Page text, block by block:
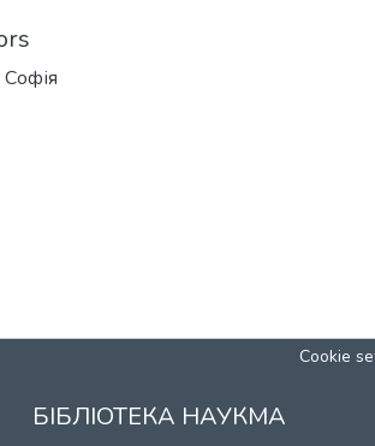
Софія
Cookie
БІБЛІОТЕКА НАУКМА